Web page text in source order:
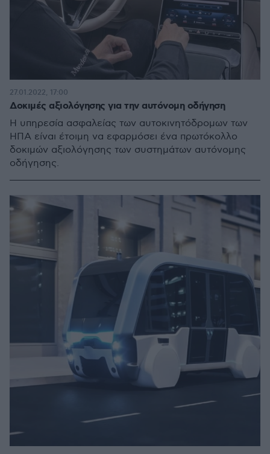
Δοκιμές αξιολόγησης για την αυτόνομη οδήγηση
Η υπηρεσία ασφαλείας των αυτοκινητόδρομων των
ΗΠΑ είναι έτοιμη να εφαρμόσει ένα πρωτόκολλο
δοκιμών αξιολόγησης των συστημάτων αυτόνομης
οδήγησης.
27.01.2022, 17:00